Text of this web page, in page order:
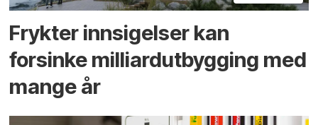
Frykter innsigelser kan
forsinke milliard­utbygging med
mange år